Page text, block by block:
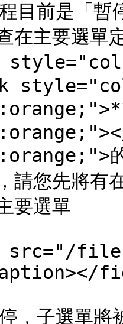
目前是「暫
在主要選單
的
請您先將有
要選單
files/
，子選單將